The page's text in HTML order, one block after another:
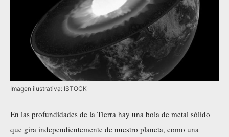
Imagen ilustrativa: ISTOCK
En las profundidades de la Tierra hay una bola de metal sólido
que gira independientemente de nuestro planeta, como una